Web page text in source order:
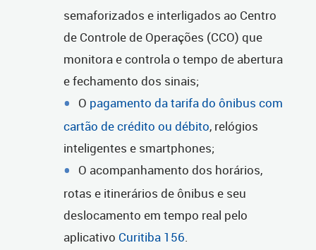
semaforizados e interligados ao Centro
de Controle de Operações (CCO) que
monitora e controla o tempo de abertura
e fechamento dos sinais;
O pagamento da tarifa do ônibus com
cartão de crédito ou débito, relógios
inteligentes e smartphones;
O acompanhamento dos horários,
rotas e itinerários de ônibus e seu
deslocamento em tempo real pelo
aplicativo Curitiba 156.